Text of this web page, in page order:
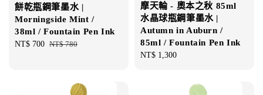
餅乾瓶鋼筆墨水 |
Morningside Mint /
38ml / Fountain Pen Ink
Sale
NT$ 700 Regular
NT$ 780
摩天輪 - 奧本之秋 85ml
水晶球瓶鋼筆墨水 |
Autumn in Auburn /
85ml / Fountain Pen Ink
Regular
NT$ 1,300